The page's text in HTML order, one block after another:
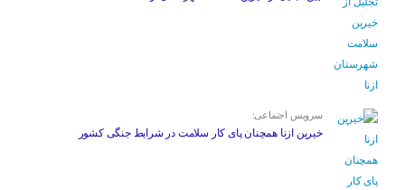
سرویس اجتماعی:
خیرین ازنا همچنان پای کار سلامت در شرایط جنگی کشور